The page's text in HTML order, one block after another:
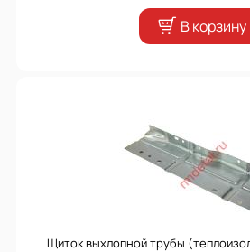
В корзину
Щиток выхлопной трубы